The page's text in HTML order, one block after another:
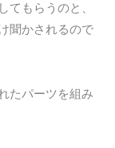
てもらうのと、
聞かされるので
たパーツを組み